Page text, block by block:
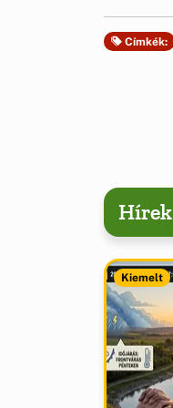
Címkék:
Hírek
Kiemelt